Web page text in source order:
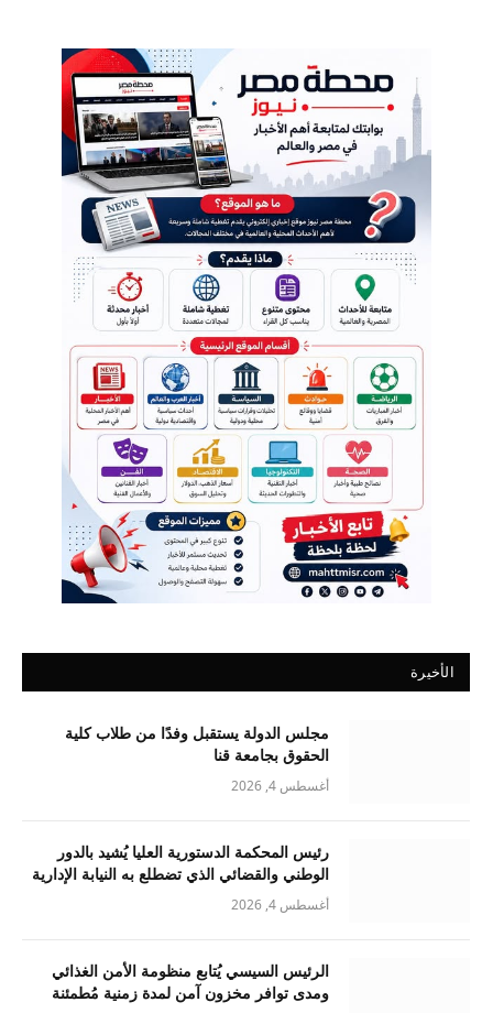
الأخيرة
مجلس الدولة يستقبل وفدًا من طلاب كلية
الحقوق بجامعة قنا
أغسطس 4, 2026
رئيس المحكمة الدستورية العليا يُشيد بالدور
الوطني والقضائي الذي تضطلع به النيابة الإدارية
أغسطس 4, 2026
الرئيس السيسي يُتابع منظومة الأمن الغذائي
ومدى توافر مخزون آمن لمدة زمنية مُطمئنة